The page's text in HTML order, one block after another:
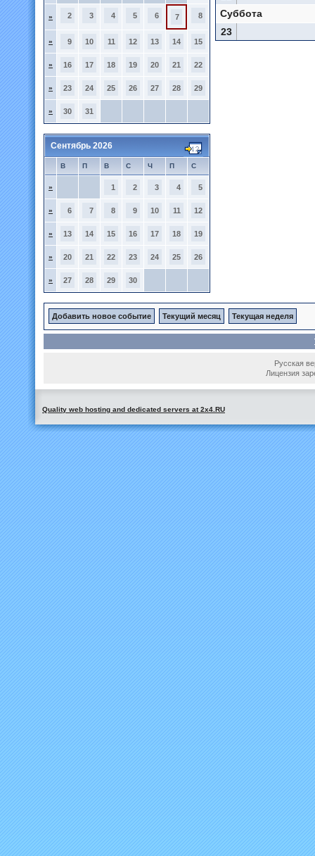
» 2 3 4 5 6 7 8
» 9 10 11 12 13 14 15
» 16 17 18 19 20 21 22
» 23 24 25 26 27 28 29
» 30 31
Сентябрь 2026
В П В С Ч П С
» 1 2 3 4 5
» 6 7 8 9 10 11 12
» 13 14 15 16 17 18 19
» 20 21 22 23 24 25 26
» 27 28 29 30
Суббота
23
Добавить новое событие Текущий месяц Текущая неделя
Русская
Лицензия
Quality web hosting and dedicated servers at 2x4.RU